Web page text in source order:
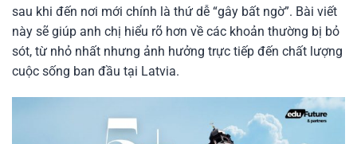
sau khi đến nơi mới chính là thứ dễ “gây bất ngờ”. Bài viết
này sẽ giúp anh chị hiểu rõ hơn về các khoản thường bị bỏ
sót, từ nhỏ nhất nhưng ảnh hưởng trực tiếp đến chất lượng
cuộc sống ban đầu tại Latvia.